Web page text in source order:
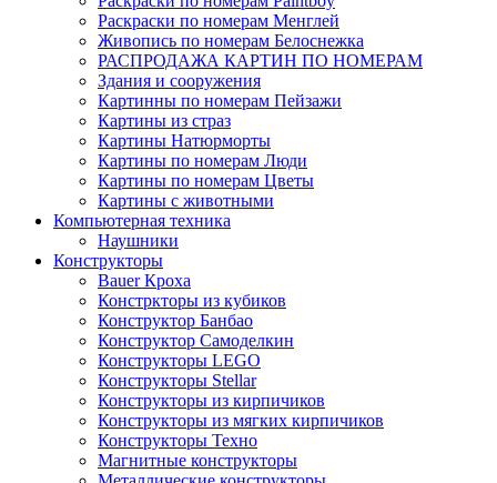
Раскраски по номерам Менглей
Живопись по номерам Белоснежка
РАСПРОДАЖА КАРТИН ПО НОМЕРАМ
Здания и сооружения
Картинны по номерам Пейзажи
Картины из страз
Картины Натюрморты
Картины по номерам Люди
Картины по номерам Цветы
Картины с животными
Компьютерная техника
Наушники
Конструкторы
Bauer Кроха
Констркторы из кубиков
Конструктор Банбао
Конструктор Самоделкин
Конструкторы LEGO
Конструкторы Stellar
Конструкторы из кирпичиков
Конструкторы из мягких кирпичиков
Конструкторы Техно
Магнитные конструкторы